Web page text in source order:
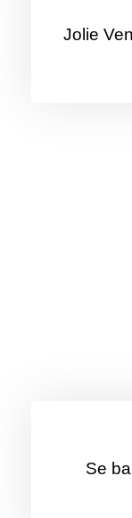
Jolie
Se